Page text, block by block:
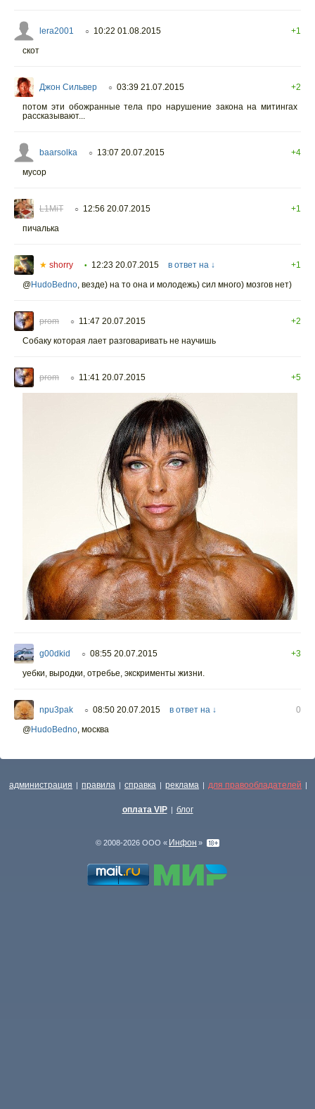
lera2001 ○ 10:22 01.08.2015
+1
скот
Джон Сильвер ○ 03:39 21.07.2015
+2
потом эти обожранные тела про нарушение закона на митингах
рассказывают...
baarsolka ○ 13:07 20.07.2015
+4
мусор
L1MiT ○ 12:56 20.07.2015
+1
пичалька
★ shorry • 12:23 20.07.2015 в ответ на ↓
+1
@HudoBedno везде) на то она и молодежь) сил много) мозгов нет)
prom ○ 11:47 20.07.2015
+2
Собаку которая лает разговаривать не научишь
prom ○ 11:41 20.07.2015 +5
g00dkid ○ 08:55 20.07.2015
+3
уебки, выродки, отребье, экскрименты жизни.
npu3pak ○ 08:50 20.07.2015 в ответ на ↓
0
@HudoBedno, москва
администрация | правила | справка | реклама | для правообладателей |
оплата VIP | блог
© 2008-2026 ООО « Инфон »